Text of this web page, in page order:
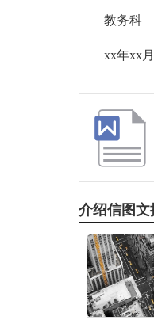
教务科
xx年xx
介绍信图文